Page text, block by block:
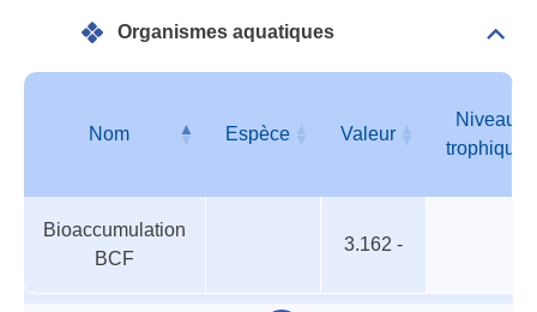
Organismes aquatiques
aquatiques
Nom Espèce Valeur
Niveau
trophique
Bioaccumulation
BCF
3.162 -